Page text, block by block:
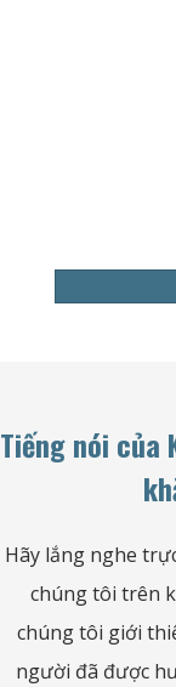
Tiếng nói của
Hãy lắng nghe
chúng tôi trên
chúng tôi giới
người đã được